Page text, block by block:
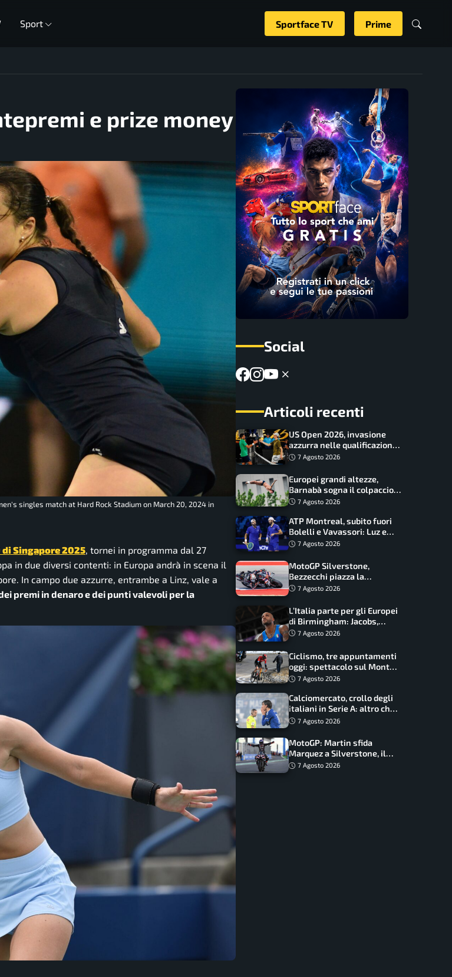
Sport Sportface TV Prime
e prize money
singles match at Hard Rock Stadium on March 20, 2024 in
di Singapore 2025 , tornei in programma dal 27
in due diversi contenti: in Europa andrà in scena il
In campo due azzurre, entrambe a Linz, vale a
premi in denaro e dei punti valevoli per la
Social
Articoli recenti
US Open 2026, invasione
azzurra nelle qualificazioni:
17 italiani a caccia del main
7 Agosto 2026
Europei grandi altezze,
Barnabà sogna il colpaccio:
è leader a metà gara, Baraldi
7 Agosto 2026
ATP Montreal, subito fuori
Bolelli e Vavassori: Luz e
Matos fermano gli azzurri
7 Agosto 2026
MotoGP Silverstone,
Bezzecchi piazza la
zampata: Aprilia domina,
7 Agosto 2026
L’Italia parte per gli Europei
di Birmingham: Jacobs,
Tamberi e Battocletti
record
7 Agosto 2026
Ciclismo, tre appuntamenti
oggi: spettacolo sul Mont
Ventoux, orari e come
7 Agosto 2026
Calciomercato, crollo degli
italiani in Serie A: altro che
svolta dopo il Mondiale
7 Agosto 2026
MotoGP: Martin sfida
Marquez a Silverstone, il
programma e gli orari
7 Agosto 2026